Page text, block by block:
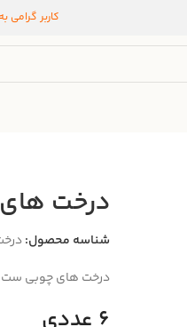
کاربر گرامی
درخت های
شناسه محصول:
درخت های چوبی ست ۷ تایی کره ای
۶ عددی